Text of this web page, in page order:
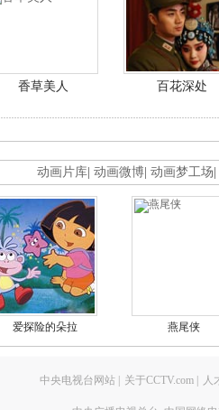
香草美人 百花深处
动画片库 动画微博 动画梦工场
爱探险的朵拉 燕尾侠
中央电视台网站 关于CCTV.com 人